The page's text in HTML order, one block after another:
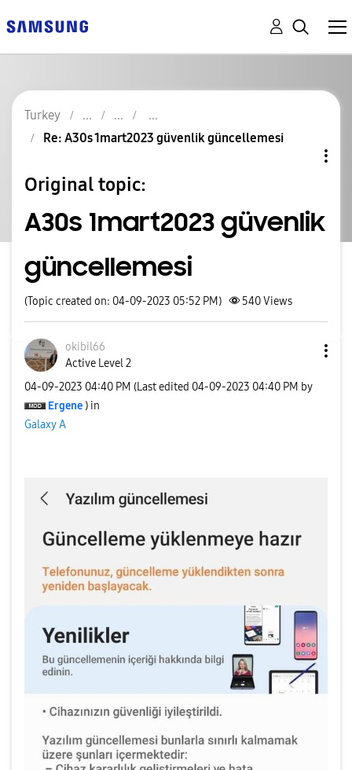
Turkey
Re: A30s 1mart2023 güvenlik güncellemesi
Original topic:
A30s 1mart2023 güvenlik
güncellemesi
(Topic created on: 04-09-2023 05:52 PM) 540Views
okibil66
Active Level 2
‎04-09-2023 04:40 PM (Last edited ‎04-09-2023 04:40 PM by
Ergene ) in
Galaxy A